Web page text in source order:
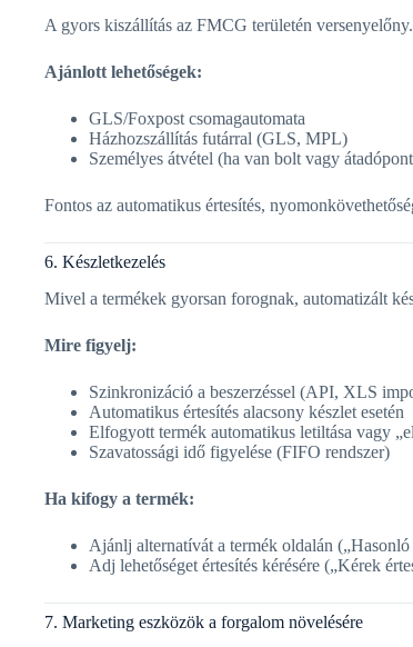
A gyors kiszállítás az FMCG területén
Ajánlott lehetőségek:
GLS/Foxpost csomagautomata
Házhozszállítás futárral (GLS, MPL)
Személyes átvétel (ha van bolt vagy
Fontos az automatikus értesítés,
6. Készletkezelés
Mivel a termékek gyorsan forognak, automatizált
Mire figyelj:
Szinkronizáció a beszerzéssel (API, XLS
Automatikus értesítés alacsony készlet esetén
Elfogyott termék automatikus letiltása vagy
Szavatossági idő figyelése (FIFO rendszer)
Ha kifogy a termék:
Ajánlj alternatívát a termék oldalán
Adj lehetőséget értesítés kérésére („Kérek
7. Marketing eszközök a forgalom növelésére